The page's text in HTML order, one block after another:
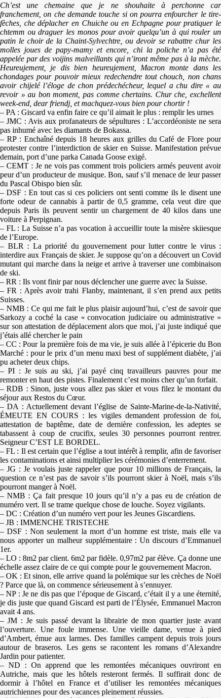
Ch’est une chemaine que je ne shouhaite à perchonne car
franchement, on che demande touche si on pourra enfourcher le tire-
fèches, che déplacher en Chuiche ou en Echpagne pour pratiquer le
chtemm ou draguer les monos pour avoir quelqu’un à qui rouler un
patin le choir de la Chaint-Sylvechtre, ou devoir se rabattre chur les
molles joues de papy-mamy et encore, chi la poliche n’a pas été
appelée par des voijins malveillants qui n’iront même pas à la mèche.
Heureujement, je dis bien heureujement, Macron monte dans les
chondages pour pouvoir mieux redechendre tout chouch, non chans
avoir chijelé l’éloge de chon prédechécheur, lequel a chu dire « au
revoir » au bon moment, pas comme chertains. Chur che, exchellent
week-end, dear friendj, et machquez-vous bien pour chortir !
– PA : Giscard va enfin faire ce qu’il aimait le plus : remplir les urnes
– JMC : Avis aux profanateurs de sépultures : L’accordéoniste ne sera
pas inhumé avec les diamants de Bokassa.
– RP : Enchaîné depuis 18 heures aux grilles du Café de Flore pour
protester contre l’interdiction de skier en Suisse. Manifestation prévue
demain, port d’une parka Canada Goose exigé.
– CEMT : Je ne vois pas comment trois policiers armés peuvent avoir
peur d’un producteur de musique. Bon, sauf s’il menace de leur passer
du Pascal Obispo bien sûr.
– DSF : En tout cas si ces policiers ont senti comme ils le disent une
forte odeur de cannabis à partir de 0,5 gramme, cela veut dire que
depuis Paris ils peuvent sentir un chargement de 40 kilos dans une
voiture à Perpignan.
– FL : La Suisse n’a pas vocation à accueillir toute la misère skiiesque
de l’Europe.
– BLR : La priorité du gouvernement pour lutter contre le virus :
interdire aux Français de skier. Je suppose qu’on a découvert un Covid
mutant qui marche dans la neige et arrive à traverser une combinaison
de ski.
– RR : Ils vont finir par nous déclencher une guerre avec la Suisse.
– FR : Après avoir trahi Flanby, maintenant, il s’en prend aux petits
Suisses.
– NMB : Ce qui me fait le plus plaisir aujourd’hui, c’est de savoir que
Sarkozy a coché la case « convocation judiciaire ou administrative »
sur son attestation de déplacement alors que moi, j’ai juste indiqué que
j’étais allé chercher le pain
– CC : Pour la première fois de ma vie, je suis allée à l’épicerie du Bon
Marché : pour le prix d’un menu maxi best of supplément diabète, j’ai
pu acheter deux chips.
– PI : Je suis au ski, j’ai payé cinq travailleurs pauvres pour me
remonter en haut des pistes. Finalement c’est moins cher qu’un forfait.
– RDB : Sinon, juste vous allez pas skier et vous filez le montant du
séjour aux Restos du Cœur.
– DA : Actuellement devant l’église de Sainte-Marine-de-la-Nativité,
ÉMEUTE EN COURS : les vigiles demandent profession de foi,
attestation de baptême, date de dernière confession, les adeptes se
tabassent à coup de crucifix, seules 30 personnes pourront rentrer.
Seigneur C’EST LE BORDEL.
– FL : Il est certain que l’église a tout intérêt à remplir, afin de favoriser
les contaminations et ainsi multiplier les cérémonies d’enterrement.
– JG : Je voulais juste rappeler que pour 10 millions de Français, la
question ce n’est pas de savoir s’ils pourront skier à Noël, mais s’ils
pourront manger à Noël.
– NMB : Ça fait presque 10 jours qu’il n’y a pas eu de création de
numéro vert. Il se trame quelque chose de louche. Soyez vigilants.
– DC : Création d’un numéro vert pour les Jeunes Giscardiens.
– JB : IMMENCHE TRISTECHE
– DSF : Non seulement la mort d’un homme est triste, mais elle va
nous apporter un malheur supplémentaire : Un discours d’Emmanuel
1er.
– LO : 8m2 par client. 6m2 par fidèle. 0,97m2 par élève. Ça donne une
échelle assez claire de ce qui compte pour le gouvernement Macron.
– OK : Et sinon, elle arrive quand la polémique sur les crèches de Noël
? Parce que là, on commence sérieusement à s’ennuyer.
– NP : Je ne dis pas que l’époque de Giscard, c’était il y a une éternité,
je dis juste que quand Giscard est parti de l’Élysée, Emmanuel Macron
avait 4 ans.
– JM : Je suis passé devant la librairie de mon quartier juste avant
l’ouverture. Une foule immense. Une vieille dame, venue à pied
d’Ambert, émue aux larmes. Des familles campent depuis trois jours
autour de braseros. Les gens se racontent les romans d’Alexandre
Jardin pour patienter.
– ND : On apprend que les remontées mécaniques ouvriront en
Autriche, mais que les hôtels resteront fermés. Il suffirait donc de
dormir à l’hôtel en France et d’utiliser les remontées mécaniques
autrichiennes pour des vacances pleinement réussies.